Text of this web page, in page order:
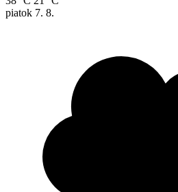
piatok 7. 8.